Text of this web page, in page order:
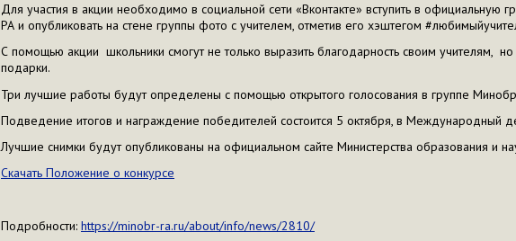
Для участия в акции необходимо в социальной сети «Вконтакте» вступить в официальную
РА и опубликовать на стене группы фото с учителем, отметив его хэштегом
С помощью акции школьники смогут не только выразить благодарность своим учителям,
подарки.
Три лучшие работы будут определены с помощью открытого голосования в группе
Подведение итогов и награждение победителей состоится 5 октября, в Международный
Лучшие снимки будут опубликованы на официальном сайте Министерства образования и
Скачать Положение о конкурсе
Подробности: https://minobr-ra.ru/about/info/news/2810/